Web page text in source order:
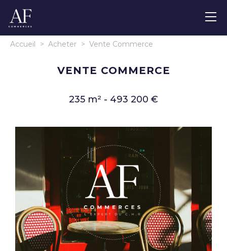
Accueil > Acheter > Vente Commerce
VENTE COMMERCE
235 m² - 493 200 €